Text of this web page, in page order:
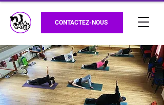
CONTACTEZ-NOUS